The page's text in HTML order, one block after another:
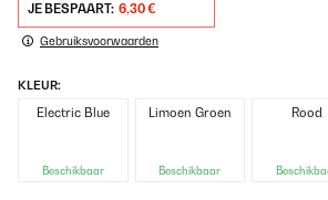
JE BESPAART: 6,30 €
Gebruiksvoorwaarden
KLEUR:
Electric Blue
Beschikbaar
Limoen Groen
Beschikbaar
Rood